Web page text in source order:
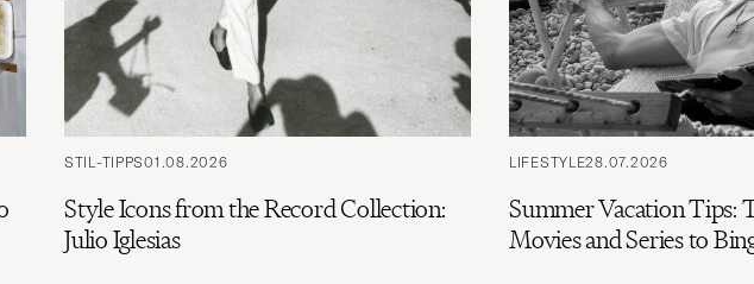
STIL-TIPPS01.08.2026
Style Icons from the Record Collection:
Julio Iglesias
LIFESTYLE28.07.2026
Summer Vacation Tips:
Movies and Series to